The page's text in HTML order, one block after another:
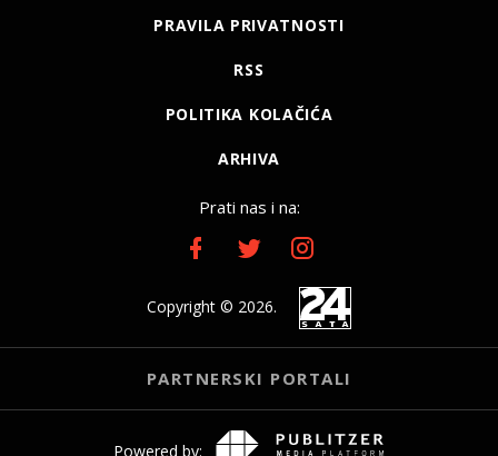
PRAVILA PRIVATNOSTI
RSS
POLITIKA KOLAČIĆA
ARHIVA
Prati nas i na:
Copyright © 2026.
PARTNERSKI PORTALI
Powered by: